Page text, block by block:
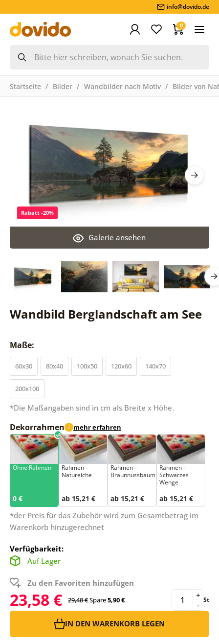
info@dovido.de
0
Startseite Bilder Wandbilder nach Motiv Bilder von
Wandbild Berglandschaft am See
Galerie ansehen
Rabatt -20%
Maße:
60x30 80x40 100x50 120x60 140x70
200x100
*Die Maßangaben sind in cm als Breite x Höhe.
Dekorrahmen i mehr erfahren
Ohne Rahmen
0 €
Rahmen –
Natureiche
ab 15,21 €
Rahmen –
Braunnussbaum
ab 15,21 €
Rahmen –
Schwarzes
Wenge
ab 15,21 €
*der Preis für das Zubehör wird zum Gesamtbetrag im
Warenkorb hinzugerechnet
Verfügbarkeit:
Auf Lager
Zu den Favoriten hinzufügen
23,58 € 29,48 €Spare5,90 € -
+ St
IN DEN WARENKORB LEGEN